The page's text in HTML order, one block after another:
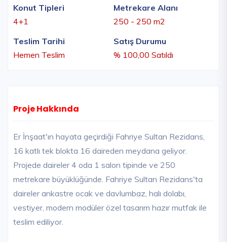
Konut Tipleri
4+1
Metrekare Alanı
250 - 250 m2
Teslim Tarihi
Hemen Teslim
Satış Durumu
% 100,00 Satıldı
Proje Hakkında
Er İnşaat'ın hayata geçirdiği Fahriye Sultan Rezidans,
16 katlı tek blokta 16 daireden meydana geliyor.
Projede daireler 4 oda 1 salon tipinde ve 250
metrekare büyüklüğünde. Fahriye Sultan Rezidans'ta
daireler ankastre ocak ve davlumbaz, halı dolabı,
vestiyer, modern modüler özel tasarım hazır mutfak ile
teslim ediliyor.